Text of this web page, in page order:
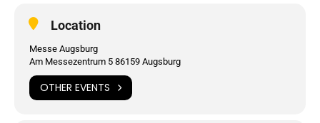
Location
Messe Augsburg
Am Messezentrum 5 86159 Augsburg
OTHER EVENTS